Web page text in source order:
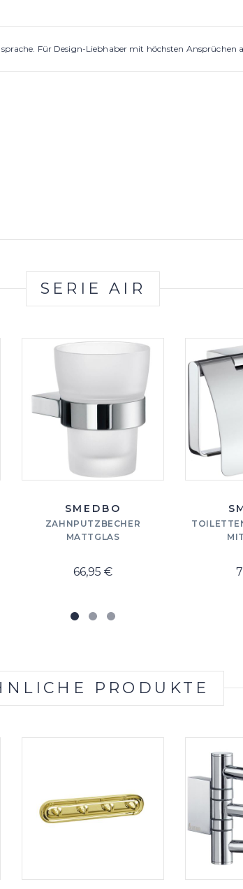
Für Design-Liebhaber mit höchsten
SERIE AIR
SMEDBO
ZAHNPUTZBECHER
MATTGLAS
66,95 €
PRODUKTE